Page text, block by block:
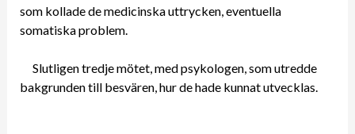
som kollade de medicinska uttrycken, eventuella
somatiska problem.
Slutligen tredje mötet, med psykologen, som utredde
bakgrunden till besvären, hur de hade kunnat utvecklas.